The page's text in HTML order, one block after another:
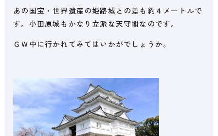
あの国宝・世界遺産の姫路城との差も約４メートルで
す。小田原城もかなり立派な天守閣なのです。
ＧＷ中に行かれてみてはいかがでしょうか。